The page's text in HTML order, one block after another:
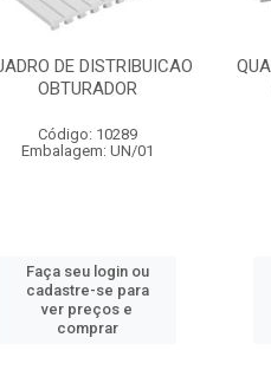
QUADRO DE DISTRIBUICAO
PLAST EMB 1X24
Código: 17992
Embalagem: UN/01
Faça seu login ou
cadastre-se para
ver preços e
comprar